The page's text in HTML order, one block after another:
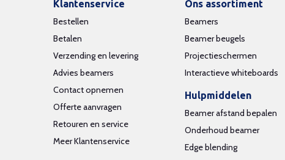
Klantenservice
Bestellen
Betalen
Verzending en levering
Advies beamers
Contact opnemen
Offerte aanvragen
Retouren en service
Meer Klantenservice
Ons assortiment
Beamers
Beamer beugels
Projectieschermen
Interactieve whiteboards
Hulpmiddelen
Beamer afstand bepalen
Onderhoud beamer
Edge blending